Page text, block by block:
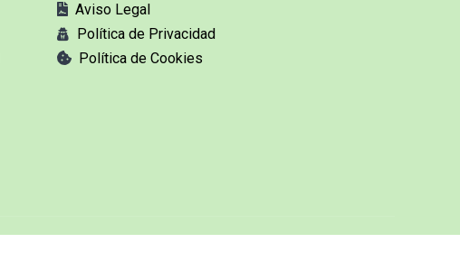
Aviso Legal
Política de Privacidad
Política de Cookies